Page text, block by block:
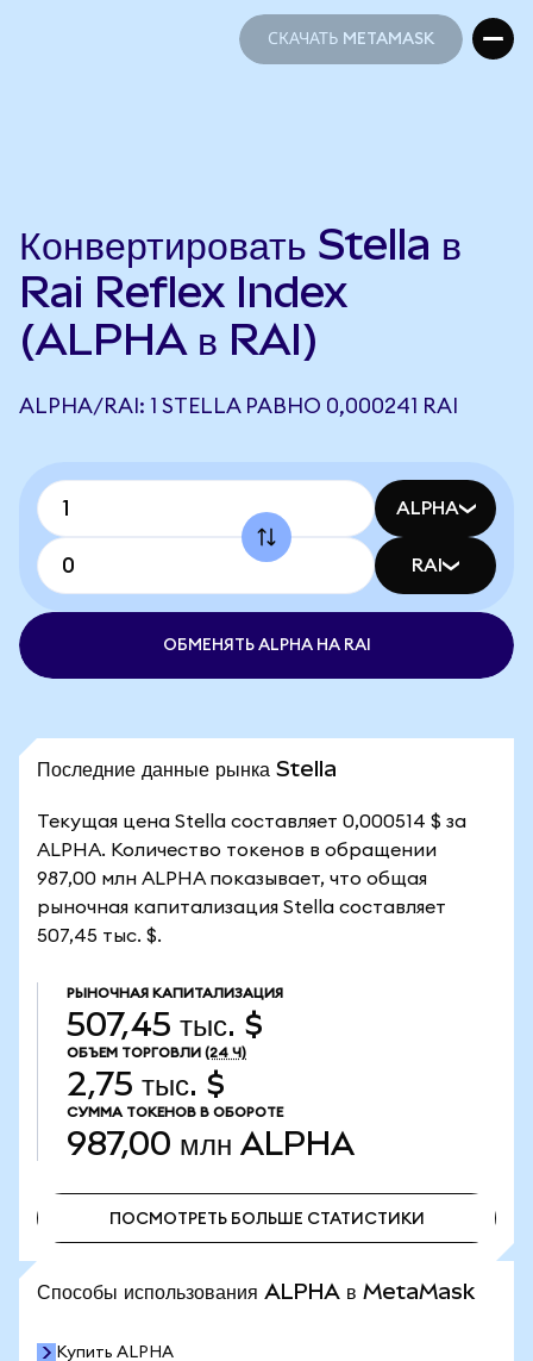
СКАЧАТЬ METAMASK
Конвертировать Stella в
Rai Reflex Index
(ALPHA в RAI)
ALPHA/RAI: 1 STELLA РАВНО 0,000241 RAI
ALPHA
RAI
ОБМЕНЯТЬ ALPHA НА RAI
Последние данные рынка Stella
Текущая цена Stella составляет 0,000514 $ за
ALPHA. Количество токенов в обращении
987,00 млн ALPHA показывает, что общая
рыночная капитализация Stella составляет
507,45 тыс. $.
РЫНОЧНАЯ КАПИТАЛИЗАЦИЯ
507,45 тыс. $
ОБЪЕМ ТОРГОВЛИ (24 Ч)
2,75 тыс. $
СУММА ТОКЕНОВ В ОБОРОТЕ
987,00 млн ALPHA
ПОСМОТРЕТЬ БОЛЬШЕ СТАТИСТИКИ
Способы использования ALPHA в MetaMask
Купить ALPHA